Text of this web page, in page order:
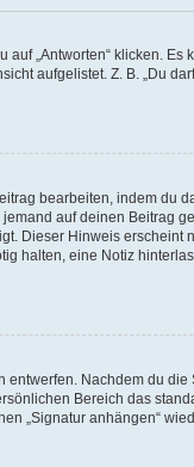
„Antworten“ klicken.
aufgelistet. Z. B. „Du
bearbeiten, indem du
auf deinen Beitrag
Dieser Hinweis erscheint
halten, eine Notiz
Nachdem du
Bereich das
„Signatur anhängen“